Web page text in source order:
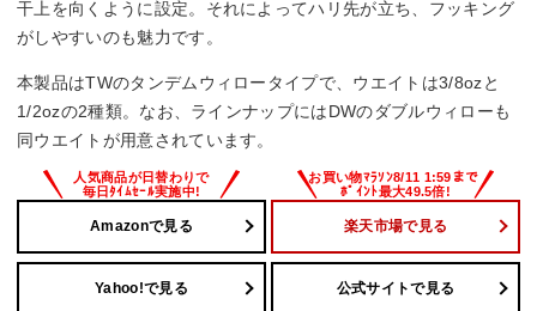
干上を向くように設定。それによってハリ先が立ち、フッキング
がしやすいのも魅力です。
本製品はTWのタンデムウィロータイプで、ウエイトは3/8ozと
1/2ozの2種類。なお、ラインナップにはDWのダブルウィローも
同ウエイトが用意されています。
Amazonで見る 楽天市場で見る
Yahoo!で見る 公式サイトで見る